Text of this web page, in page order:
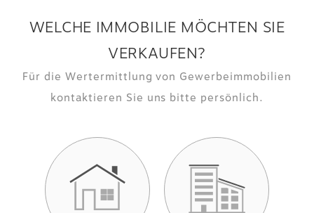
WELCHE IMMOBILIE MÖCHTEN SIE
VERKAUFEN?
Für die Wertermittlung von Gewerbeimmobilien
kontaktieren Sie uns bitte persönlich.